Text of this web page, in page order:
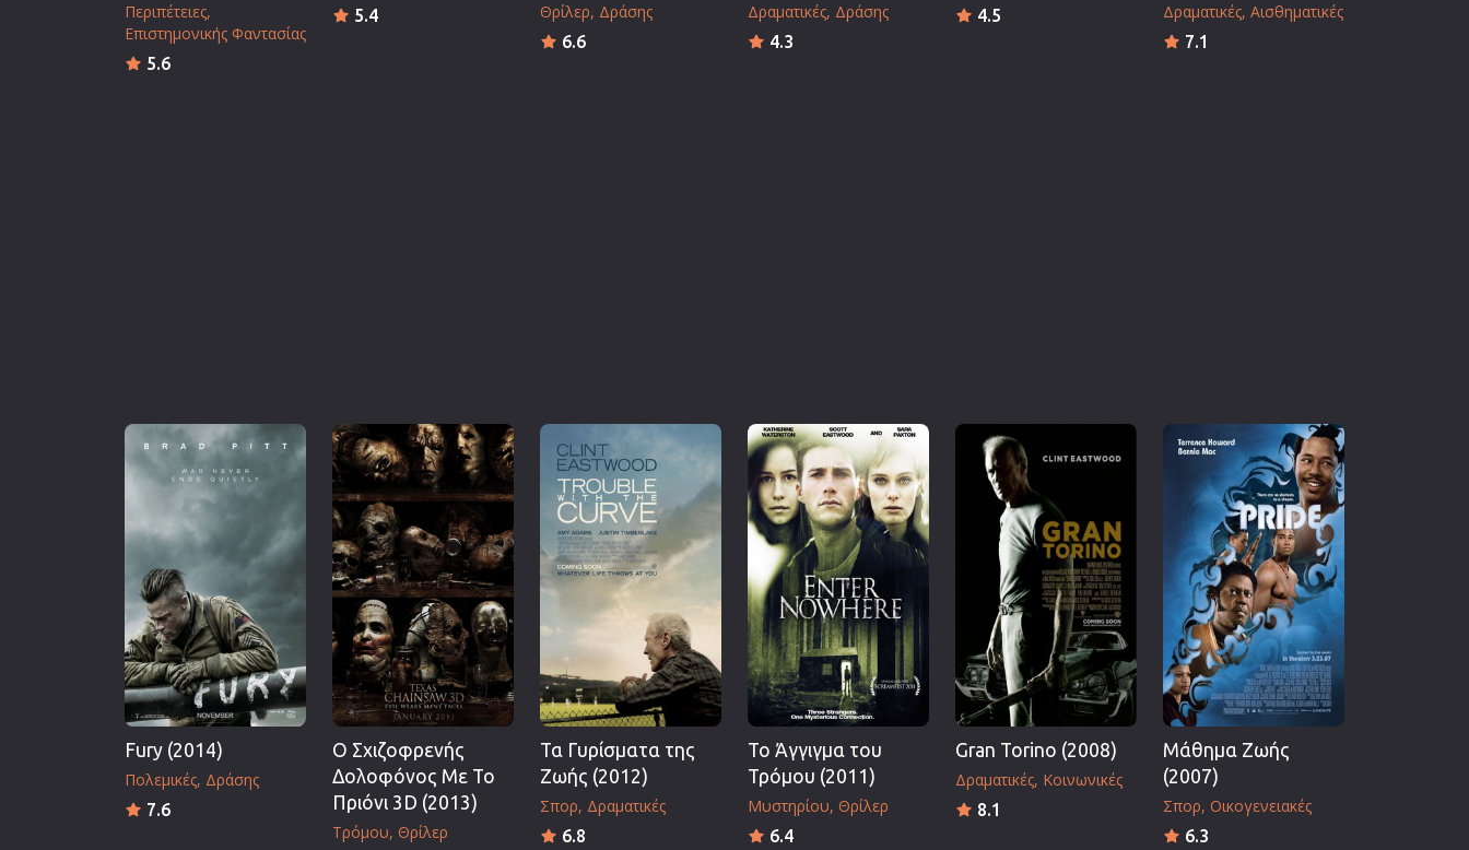
Περιπέτειες
Επιστημονικής Φαντασίας
5.6
5.4
Θρίλερ Δράσης
6.6
Δραματικές Δράσης
4.3
4.5
Δραματικές Αισθηματικές
7.1
Fury (2014)
Πολεμικές Δράσης
7.6
Ο Σχιζοφρενής
Δολοφόνος Με Το
Πριόνι 3D (2013)
Τρόμου Θρίλερ
Τα Γυρίσματα της
Ζωής (2012)
Σπορ Δραματικές
6.8
Το Άγγιγμα του
Τρόμου (2011)
Μυστηρίου Θρίλερ
6.4
Gran Torino (2008)
Δραματικές Κοινωνικές
8.1
Μάθημα Ζωής
(2007)
Σπορ Οικογενειακές
6.3